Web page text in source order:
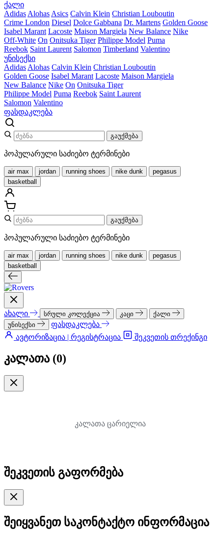
ქალი
Adidas Alohas Asics Calvin Klein Christian Louboutin
Crime London Diesel Dolce Gabbana Dr. Martens Golden Goose
Isabel Marant Lacoste Maison Margiela New Balance Nike
Off-White On Onitsuka Tiger Philippe Model Puma
Reebok Saint Laurent Salomon Timberland Valentino
უნისექსი
Adidas Alohas Calvin Klein Christian Louboutin
Golden Goose Isabel Marant Lacoste Maison Margiela
New Balance Nike On Onitsuka Tiger
Philippe Model Puma Reebok Saint Laurent
Salomon Valentino
ფასდაკლება
გაუქმება
პოპულარული საძიებო ტერმინები
air max jordan running shoes nike dunk
pegasus
basketball
გაუქმება
პოპულარული საძიებო ტერმინები
air max jordan running shoes nike dunk
pegasus
basketball
ახალი სრული კოლექცია კაცი
ქალი
უნისექსი
ფასდაკლება
ავტორიზაცია | რეგისტრაცია
შეკვეთის თრექინგი
კალათა (0)
კალათა ცარიელია
შეკვეთის გაფორმება
შეიყვანეთ საკონტაქტო ინფორმაცია